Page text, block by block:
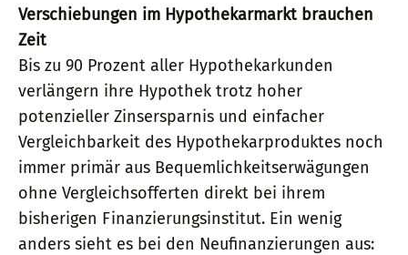
Verschiebungen im Hypothekarmarkt brauchen
Zeit
Bis zu 90 Prozent aller Hypothekarkunden
verlängern ihre Hypothek trotz hoher
potenzieller Zinsersparnis und einfacher
Vergleichbarkeit des Hypothekarproduktes noch
immer primär aus Bequemlichkeitserwägungen
ohne Vergleichsofferten direkt bei ihrem
bisherigen Finanzierungsinstitut. Ein wenig
anders sieht es bei den Neufinanzierungen aus: